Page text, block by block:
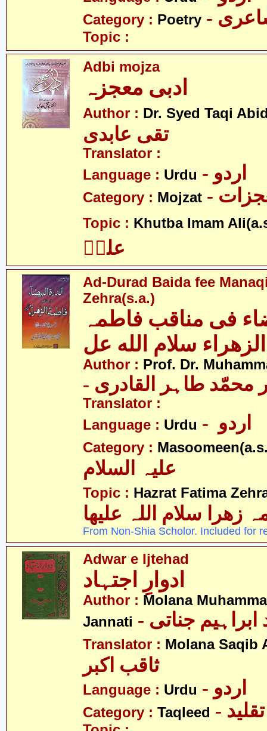
Category : Poetry
Topic :
Adbi mojza
ادبی معجزہ
Author : Dr. Syed Taqi
تقی عابدی
Translator :
Language : Urdu - اردو
Category : Mojzat
Topic : Khutba Imam
علیؑ
Ad-Durad Baida fee
Zehra(s.a.)
فی مناقب فاطمہ
الزھراء سلام الله عل
Author : Prof. Dr.
محمّد طاہر القادری
Translator :
Language : Urdu
Category :
Topic : Hazrat Fatima
زھرا سلام اللہ علیھا
From Non-Shia Scholor. Included for
Adwar e Ijtehad
ادوارِ اجتہاد
Author : Molana
Jannati
ابراہیم جناتی
Translator : Molana Saqib
ثاقب اکبر
Language : Urdu - اردو
Category : Taqleed - تقلید